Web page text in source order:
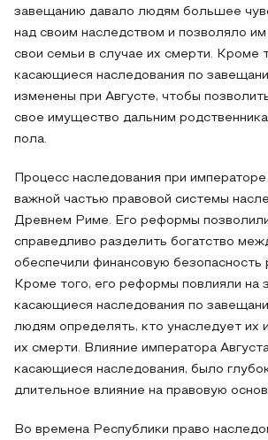
завещанию давало людям большее
над своим наследством и позволяло им
свои семьи в случае их смерти. Кроме
касающиеся наследования по
изменены при Августе, чтобы
свое имущество дальним
пола.
Процесс наследования при
важной частью правовой системы
Древнем Риме. Его реформы
справедливо разделить богатство
обеспечили финансовую безопасность
Кроме того, его реформы повлияли на
касающиеся наследования по
людям определять, кто унаследует их
их смерти. Влияние императора
касающиеся наследования, было
длительное влияние на правовую
Во времена Республики право